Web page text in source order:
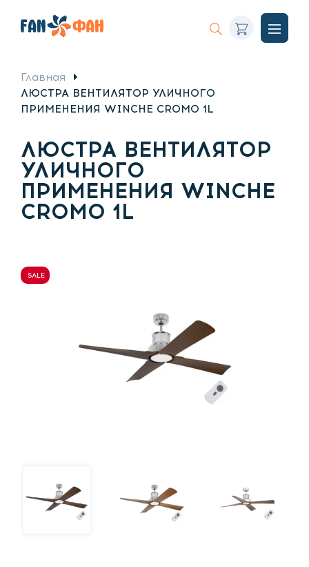
Искать
меню
Корзина
Главная
ЛЮСТРА ВЕНТИЛЯТОР УЛИЧНОГО
ПРИМЕНЕНИЯ WINCHE CROMO 1L
ЛЮСТРА ВЕНТИЛЯТОР
УЛИЧНОГО
ПРИМЕНЕНИЯ WINCHE
CROMO 1L
SALE